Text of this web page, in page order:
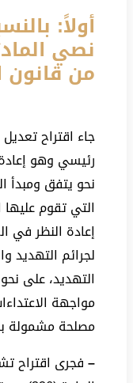
أولاً:
من قانون
جاء اقتراح
رئيسي وهو
نحو يتفق ومبدأ
التي تقوم
إعادة النظر في
لجرائم التهديد
التهديد، على
مواجهة
مصلحة مشمولة
–فجرى اقتراح